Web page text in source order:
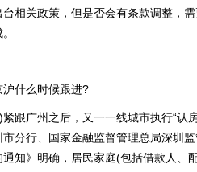
相关政策，但是否会有条款调整，
什么时候跟进?
广州之后，又一一线城市执行“认
分行、国家金融监督管理总局深圳
知》明确，居民家庭(包括借款人、